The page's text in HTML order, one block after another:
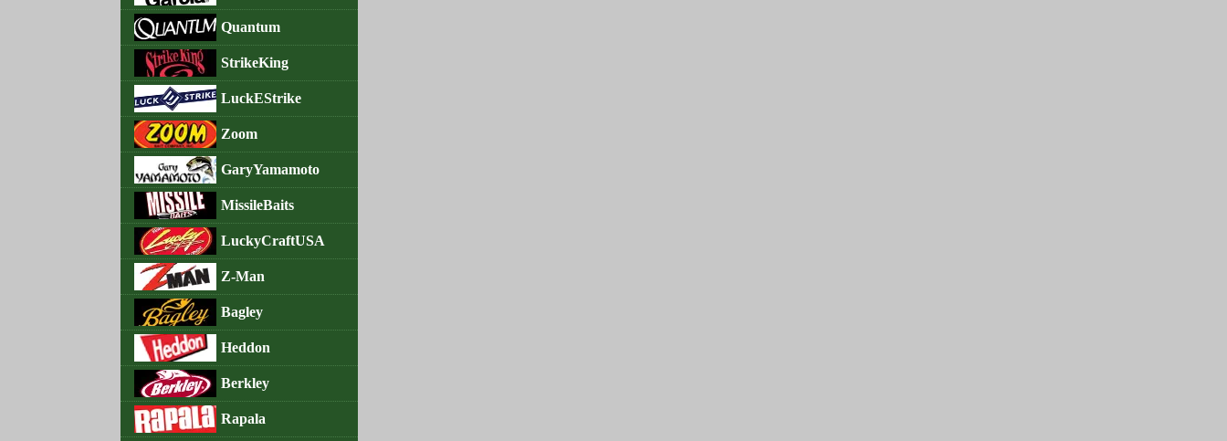
Quantum
StrikeKing
LuckEStrike
Zoom
GaryYamamoto
MissileBaits
LuckyCraftUSA
Z-Man
Bagley
Heddon
Berkley
Rapala